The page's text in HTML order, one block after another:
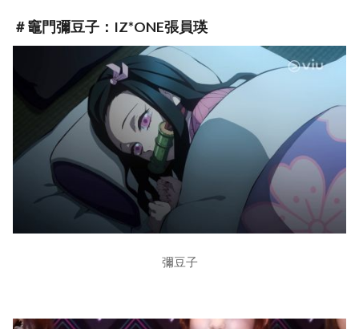
＃竈門彌豆子：IZ*ONE張員瑛
彌豆子